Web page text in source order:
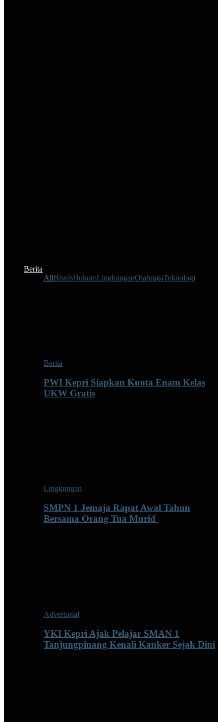
Berita
AllBisnisHukumLingkunganOlahragaTeknologi
Berita
PWI Kepri Siapkan Kuota Enam Kelas
UKW Gratis
Lingkungan
SMPN 1 Jemaja Rapat Awal Tahun
Bersama Orang Tua Murid ‎
Advertorial
YKI Kepri Ajak Pelajar SMAN 1
Tanjungpinang Kenali Kanker Sejak Dini